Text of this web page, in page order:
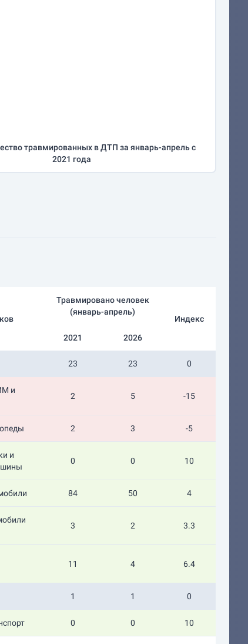
травмированных в ДТП заянварь-апрельс
2021 года
Травмировано человек
(январь-апрель)
Индекс
2021
2026
23 23 0
и
2 5 -15
2 3 -5
и
0 0 10
84 50 4
3 2 3.3
11 4 6.4
1 1 0
0 0 10